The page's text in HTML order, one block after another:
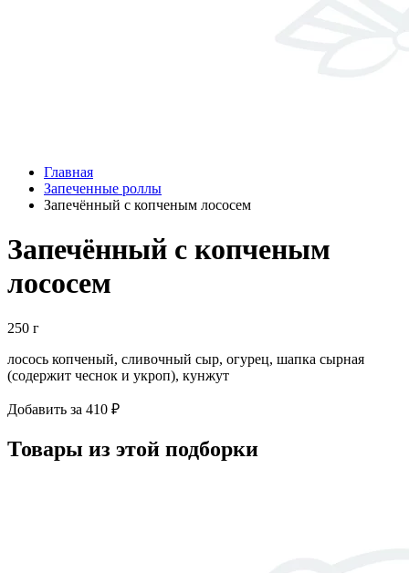
Главная
Запеченные роллы
Запечённый с копченым лососем
Запечённый с копченым
лососем
250 г
лосось копченый, сливочный сыр, огурец, шапка сырная
(содержит чеснок и укроп), кунжут
Добавить за 410 ₽
Товары из этой подборки